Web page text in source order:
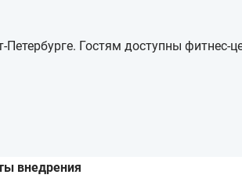
Петербурге. Гостям доступны
внедрения